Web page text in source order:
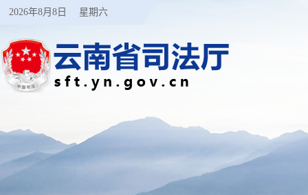
2026年8月8日 星期六